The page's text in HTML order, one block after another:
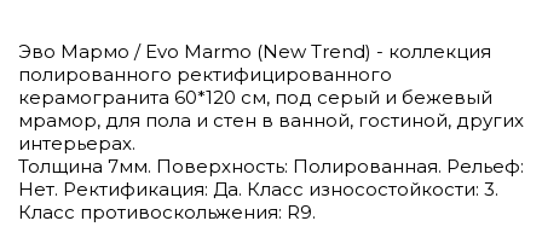
Эво Мармо / Evo Marmo (New Trend) - коллекция
полированного ректифицированного
керамогранита 60*120 см, под серый и бежевый
мрамор, для пола и стен в ванной, гостиной, других
интерьерах.
Толщина 7мм. Поверхность: Полированная. Рельеф:
Нет. Ректификация: Да. Класс износостойкости: 3.
Класс противоскольжения: R9.